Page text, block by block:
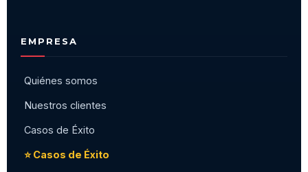
EMPRESA
Quiénes somos
Nuestros clientes
Casos de Éxito
⭐ Casos de Éxito